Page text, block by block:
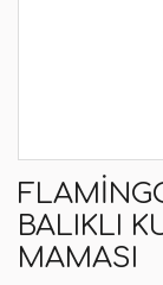
BALIKLI
MAMASI